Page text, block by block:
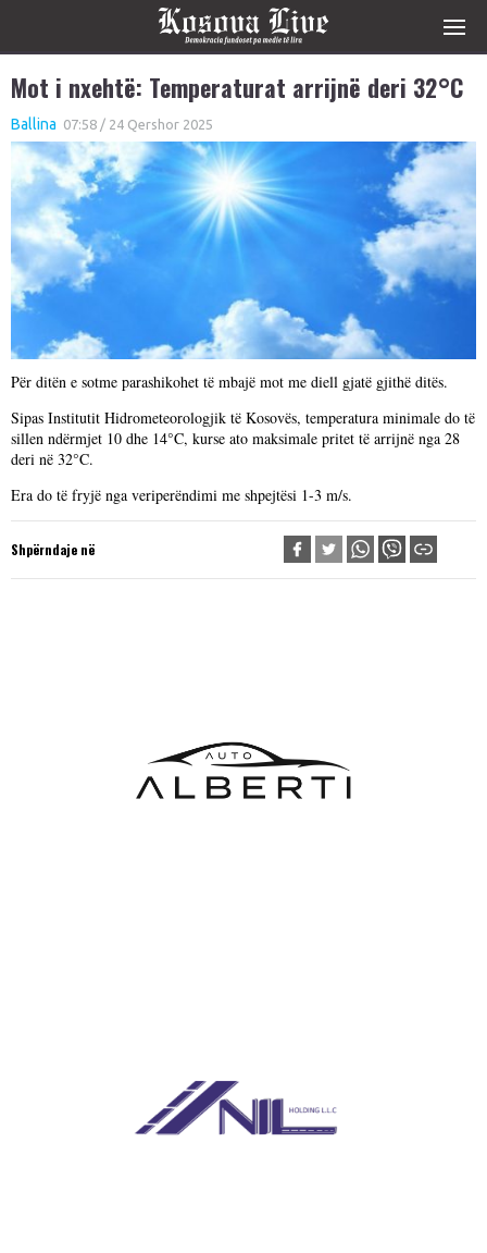
Mot i nxehtë: Temperaturat arrijnë deri 32°C
Ballina 07:58 / 24 Qershor 2025
Për ditën e sotme parashikohet të mbajë mot me diell gjatë gjithë ditës.
Sipas Institutit Hidrometeorologjik të Kosovës, temperatura minimale do të
sillen ndërmjet 10 dhe 14°C, kurse ato maksimale pritet të arrijnë nga 28
deri në 32°C.
Era do të fryjë nga veriperëndimi me shpejtësi 1-3 m/s.
Shpërndaje në